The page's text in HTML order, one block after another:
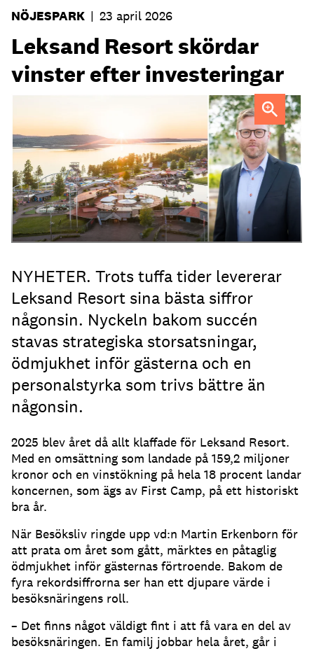
NÖJESPARK | 23 april 2026
Leksand Resort skördar
vinster efter investeringar
NYHETER. Trots tuffa tider levererar
Leksand Resort sina bästa siffror
någonsin. Nyckeln bakom succén
stavas strategiska storsatsningar,
ödmjukhet inför gästerna och en
personalstyrka som trivs bättre än
någonsin.
2025 blev året då allt klaffade för Leksand Resort.
Med en omsättning som landade på 159,2 miljoner
kronor och en vinstökning på hela 18 procent landar
koncernen, som ägs av First Camp, på ett historiskt
bra år.
När Besöksliv ringde upp vd:n Martin Erkenborn för
att prata om året som gått, märktes en påtaglig
ödmjukhet inför gästernas förtroende. Bakom de
fyra rekordsiffrorna ser han ett djupare värde i
besöksnäringens roll.
– Det finns något väldigt fint i att få vara en del av
besöksnäringen. En familj jobbar hela året, går i